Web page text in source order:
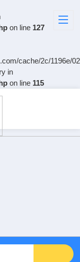
on line 127
cache/2c/1196e/
in
on line 115